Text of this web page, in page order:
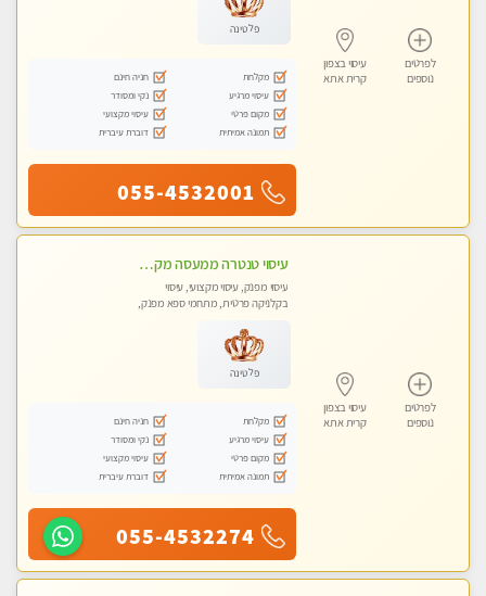
לפרטים
נוספים
עיסוי בצפון
קרית אתא
פלטינה
מקלחת
חניה חינם
עיסוי מרגיע
נקי ומסודר
מקום פרטי
עיסוי מקצועי
תמונה אמיתית
דוברת עיברית
055-4532001
לפרטים
נוספים
עיסוי בצפון
קרית אתא
עיסוי טנטרה ממעסה מקצועית חוויה מעולם אחר שכל אחד צריך לנסות ללא מין !!!
עיסוי מפנק, עיסוי מקצועי, עיסוי
בקלניקה פרטית, מתחמי ספא מפנק,
פלטינה
מקלחת
חניה חינם
עיסוי מרגיע
נקי ומסודר
מקום פרטי
עיסוי מקצועי
תמונה אמיתית
דוברת עיברית
055-4532274